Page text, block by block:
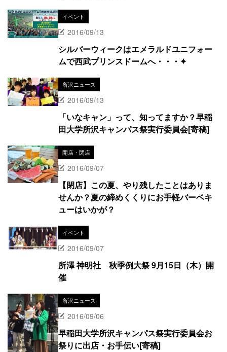
イベント
2016/09/13
シルバーウィークはエメラルドユニフォー
ムで西武プリンスドームへ・・・✦
所沢ニュース
2016/09/13
「いなキャン」って、知ってますか？早稲
田大学所沢キャンパス祭実行委員会[寄稿]
開店・閉店
2016/09/07
【閉店】この夏、やり残したことはありま
せんか？夏の締めくくりにお手軽バーベキ
ューはいかが？
イベント
2016/09/07
所澤 神明社 秋季例大祭 9月15日（木）開
催
所沢ニュース
2016/09/06
早稲田大学所沢キャンパス祭実行委員会お
祭りに出店・お手伝い[寄稿]